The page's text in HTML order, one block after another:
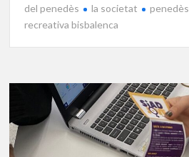
del penedès la societat penedès
recreativa bisbalenca